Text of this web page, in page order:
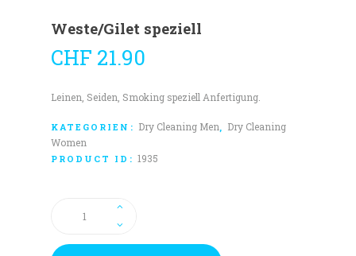
Weste/Gilet speziell
CHF 21.90
Leinen, Seiden, Smoking speziell Anfertigung.
speziell
KATEGORIEN: Dry Cleaning Men, Dry Cleaning
Women
PRODUCT ID: 1935